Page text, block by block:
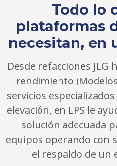
Todo lo
plataformas
necesitan, en
Desde refacciones JLG
rendimiento (Modelos
servicios
elevación, en LPS le
solución adecuada
equipos operando con
el respaldo de un